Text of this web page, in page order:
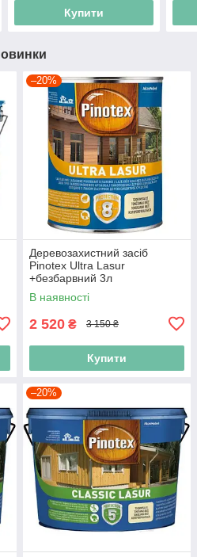
Купити
–20%
Деревозахистний засіб
Pinotex Ultra Lasur
+безбарвний 3л
В наявності
2 520 ₴ 3 150 ₴
Купити
–20%